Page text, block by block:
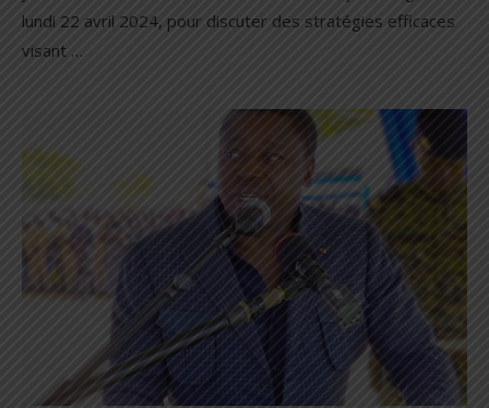
lundi 22 avril 2024, pour discuter des stratégies efficaces
visant …